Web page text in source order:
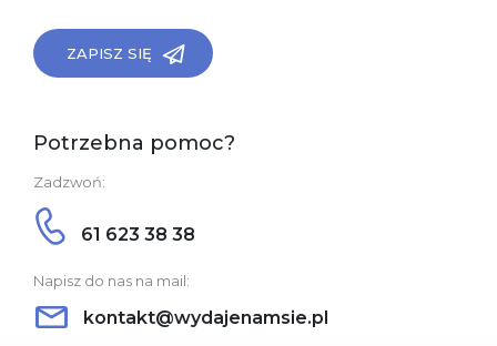
ZAPISZ SIĘ
Potrzebna pomoc?
Zadzwoń:
61 623 38 38
Napisz do nas na mail:
kontakt@wydajenamsie.pl